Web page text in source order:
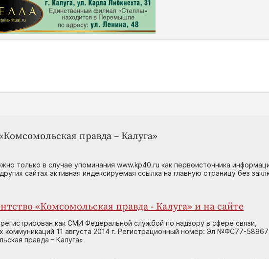
правда – Калуга»
только в случае упоминания www.kp40.ru как первоисточника
сайтах активная индексируемая ссылка на главную страницу без
«Комсомольская правда - Калуга» и на сайте
как СМИ Федеральной службой по надзору в сфере связи,
коммуникаций 11 августа 2014 г. Регистрационный номер: Эл №ФС77-58967
правда – Калуга»